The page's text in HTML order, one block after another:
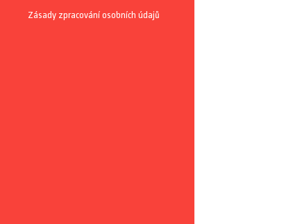
Zásady zpracování osobních údajů